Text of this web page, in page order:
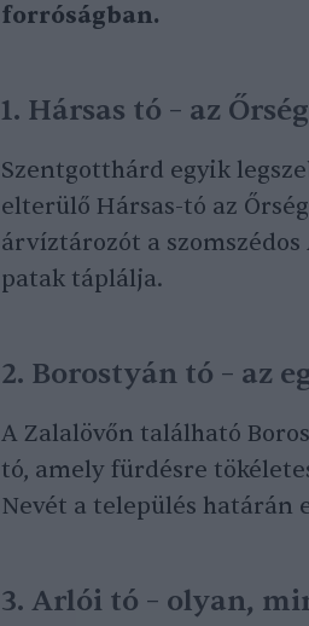
forróságban.
1. Hársas tó – az
Szentgotthárd egyik
elterülő Hársas-tó az
árvíztározót a
patak táplálja.
2. Borostyán tó – az
A Zalalövőn található
tó, amely fürdésre
Nevét a település határán
3. Arlói tó – olyan,